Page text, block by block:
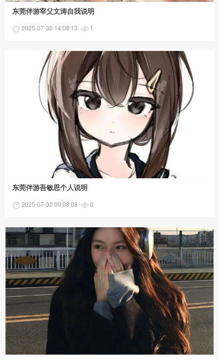
东莞伴游宰父文涛自我说明
2025-07-30 14:08:13 1
东莞伴游吾敏思个人说明
2025-07-30 09:08:08 0